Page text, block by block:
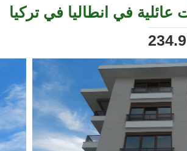
عائلية في انطاليا في تركيا